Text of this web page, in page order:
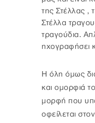
της Στέλλας ,
Στέλλα
τραγούδια.
ηχογραφήσει
Η όλη όμως
και ομορφιά
μορφή που
οφείλεται στον